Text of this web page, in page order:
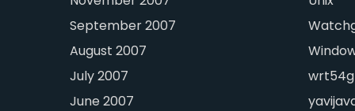
September 2007
August 2007
July 2007
June 2007